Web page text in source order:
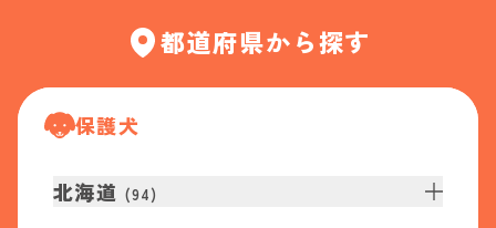
都道府県から探す
保護犬
北海道 (94)